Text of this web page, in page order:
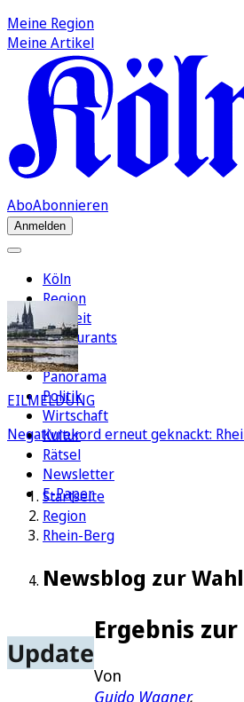
Meine Region
Meine Artikel
AboAbonnieren
Anmelden
Köln
Region
Freizeit
Restaurants
FC
Panorama
Politik
Wirtschaft
Kultur
Rätsel
Newsletter
E-Paper
EILMELDUNG
Negativrekord erneut geknackt:
Startseite
Region
Rhein-Berg
Newsblog zur
Update
Ergebnis
Von
Guido Wagner,